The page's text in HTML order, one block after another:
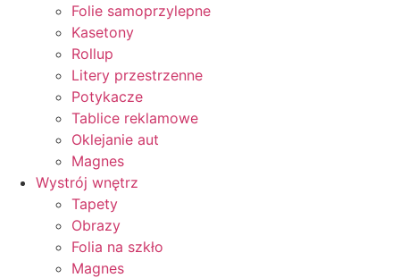
Folie samoprzylepne
Kasetony
Rollup
Litery przestrzenne
Potykacze
Tablice reklamowe
Oklejanie aut
Magnes
Wystrój wnętrz
Tapety
Obrazy
Folia na szkło
Magnes